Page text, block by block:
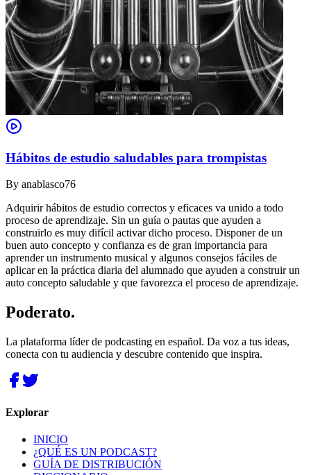
Hábitos de estudio saludables para trompistas
By anablasco76
Adquirir hábitos de estudio correctos y eficaces va unido a todo
proceso de aprendizaje. Sin un guía o pautas que ayuden a
construirlo es muy difícil activar dicho proceso. Disponer de un
buen auto concepto y confianza es de gran importancia para
aprender un instrumento musical y algunos consejos fáciles de
aplicar en la práctica diaria del alumnado que ayuden a construir un
auto concepto saludable y que favorezca el proceso de aprendizaje.
Poderato.
La plataforma líder de podcasting en español. Da voz a tus ideas,
conecta con tu audiencia y descubre contenido que inspira.
Explorar
INICIO
¿QUÉ ES UN PODCAST?
GUÍA DE DISTRIBUCIÓN